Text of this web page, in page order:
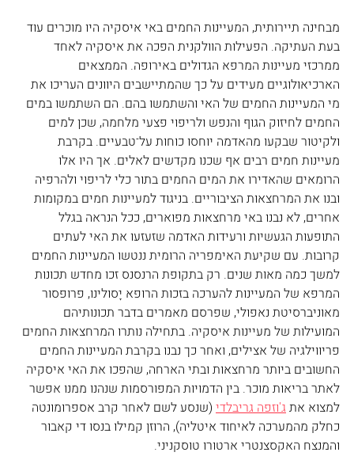
מבחינה תיירותית, המעיינות החמים באי איסקיה היו מוכרים עוד
בעת העתיקה. הפעילות הוולקנית הפכה את איסקיה לאחד
ממרכזי מעיינות המרפא הגדולים באירופה. הממצאים
הארכיאולוגיים מעידים על כך שהמתיישבים היוונים העריכו את
מי המעיינות החמים של האי והשתמשו בהם. הם השתמשו במים
החמים לחיזוק הגוף והנפש ולריפוי פצעי מלחמה, שכן למים
ולקיטור שבקעו מהאדמה יוחסו כוחות על־טבעיים. בקרבת
מעיינות חמים רבים אף שכנו מקדשים לאלים. אך היו אלו
הרומאים שהאדירו את המים החמים בתור כלי לריפוי ולהרפיה
ובנו את המרחצאות הציבוריים. בניגוד למעיינות חמים במקומות
אחרים, לא נבנו באי מרחצאות מפוארים, ככל הנראה בגלל
התופעות הגעשיות ורעידות האדמה שזעזעו את האי לעתים
קרובות. עם שקיעת האימפריה הרומית ננטשו המעיינות החמים
למשך כמה מאות שנים. רק בתקופת הרנסנס זכו מחדש תכונות
המרפא של המעיינות להערכה בזכות הרופא יָסולינו, פרופסור
מאוניברסיטת נאפולי, שפרסם מאמרים בדבר תכונותיהם
המועילות של מעיינות איסקיה. בתחילה נותרו המרחצאות החמים
פריווילגיה של אצילים, ואחר כך נבנו בקרבת המעיינות החמים
החשובים ביותר מרחצאות ובתי הארחה, שהפכו את האי איסקיה
לאתר בריאות מוכר. בין הדמויות המפורסמות שנהנו ממנו אפשר
למצוא את ג'וזפה גריבלדי (שנסע לשם לאחר קרב אספרומונטה
כחלק מהמערכה לאיחוד איטליה), הרוזן קמילו בנסו די קאבור
והמנצח האקסצנטרי ארטורו טוסקניני.